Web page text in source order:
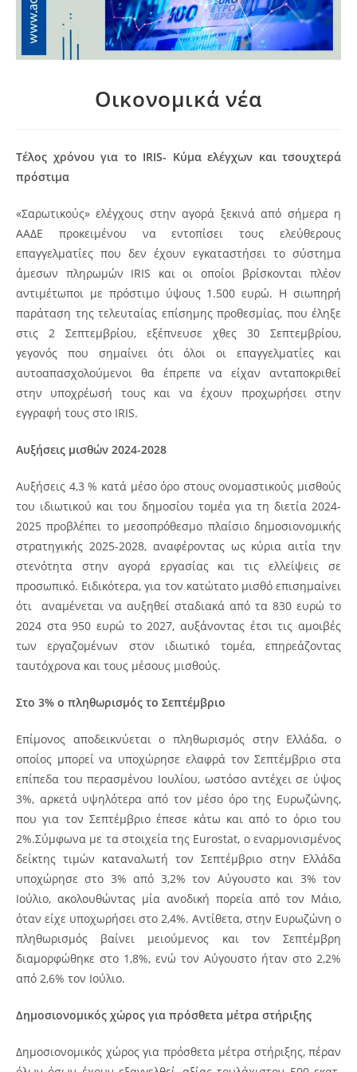
Οικονομικά νέα
Τέλος χρόνου για το IRIS- Κύμα ελέγχων και τσουχτερά
πρόστιμα
«Σαρωτικούς» ελέγχους στην αγορά ξεκινά από σήμερα η
ΑΑΔΕ προκειμένου να εντοπίσει τους ελεύθερους
επαγγελματίες που δεν έχουν εγκαταστήσει το σύστημα
άμεσων πληρωμών IRIS και οι οποίοι βρίσκονται πλέον
αντιμέτωποι με πρόστιμο ύψους 1.500 ευρώ. Η σιωπηρή
παράταση της τελευταίας επίσημης προθεσμίας, που έληξε
στις 2 Σεπτεμβρίου, εξέπνευσε χθες 30 Σεπτεμβρίου,
γεγονός που σημαίνει ότι όλοι οι επαγγελματίες και
αυτοαπασχολούμενοι θα έπρεπε να είχαν ανταποκριθεί
στην υποχρέωσή τους και να έχουν προχωρήσει στην
εγγραφή τους στο IRIS.
Αυξήσεις μισθών 2024-2028
Αυξήσεις 4,3 % κατά μέσο όρο στους ονομαστικούς μισθούς
του ιδιωτικού και του δημοσίου τομέα για τη διετία 2024-
2025 προβλέπει το μεσοπρόθεσμο πλαίσιο δημοσιονομικής
στρατηγικής 2025-2028, αναφέροντας ως κύρια αιτία την
στενότητα στην αγορά εργασίας και τις ελλείψεις σε
προσωπικό. Ειδικότερα, για τον κατώτατο μισθό επισημαίνει
ότι αναμένεται να αυξηθεί σταδιακά από τα 830 ευρώ το
2024 στα 950 ευρώ το 2027, αυξάνοντας έτσι τις αμοιβές
των εργαζομένων στον ιδιωτικό τομέα, επηρεάζοντας
ταυτόχρονα και τους μέσους μισθούς.
Στο 3% ο πληθωρισμός το Σεπτέμβριο
Επίμονος αποδεικνύεται ο πληθωρισμός στην Ελλάδα, ο
οποίος μπορεί να υποχώρησε ελαφρά τον Σεπτέμβριο στα
επίπεδα του περασμένου Ιουλίου, ωστόσο αντέχει σε ύψος
3%, αρκετά υψηλότερα από τον μέσο όρο της Ευρωζώνης,
που για τον Σεπτέμβριο έπεσε κάτω και από το όριο του
2%.Σύμφωνα με τα στοιχεία της Eurostat, ο εναρμονισμένος
δείκτης τιμών καταναλωτή τον Σεπτέμβριο στην Ελλάδα
υποχώρησε στο 3% από 3,2% τον Αύγουστο και 3% τον
Ιούλιο, ακολουθώντας μία ανοδική πορεία από τον Μάιο,
όταν είχε υποχωρήσει στο 2,4%. Αντίθετα, στην Ευρωζώνη ο
πληθωρισμός βαίνει μειούμενος και τον Σεπτέμβρη
διαμορφώθηκε στο 1,8%, ενώ τον Αύγουστο ήταν στο 2,2%
από 2,6% τον Ιούλιο.
Δημοσιονομικός χώρος για πρόσθετα μέτρα στήριξης
Δημοσιονομικός χώρος για πρόσθετα μέτρα στήριξης, πέραν